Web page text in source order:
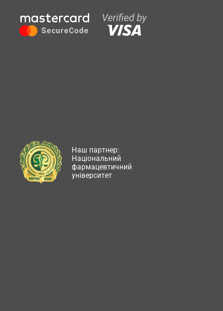
Наш партнер:
Національний
фармацевтичний
університет